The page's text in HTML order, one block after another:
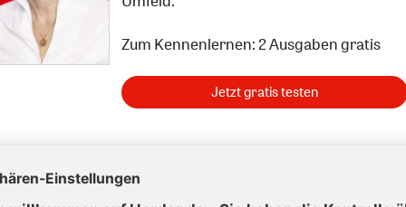
Zum Kennenlernen: 2 Ausgaben gratis
Jetzt gratis testen